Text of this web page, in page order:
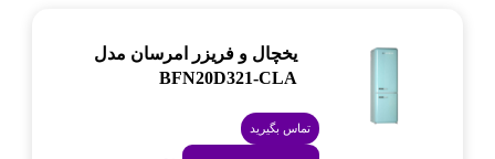
یخچال و فریزر امرسان مدل
BFN20D321-CLA
تماس بگیرید